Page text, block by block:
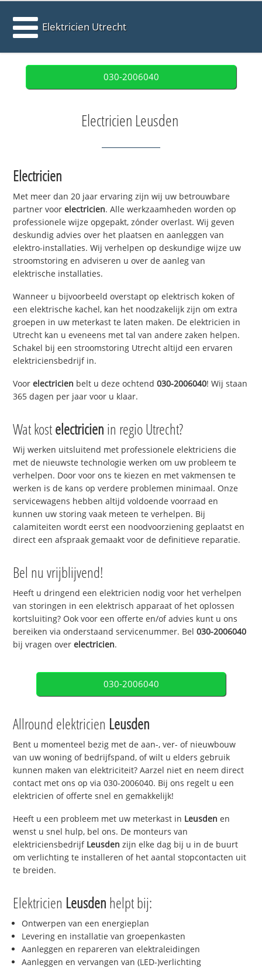
Elektricien Utrecht
030-2006040
Electricien Leusden
Electricien
Met meer dan 20 jaar ervaring zijn wij uw betrouwbare
partner voorelectricien. Alle werkzaamheden worden op
professionele wijze opgepakt, zónder overlast. Wij geven
deskundig advies over het plaatsen en aanleggen van
elektro-installaties. Wij verhelpen op deskundige wijze uw
stroomstoring en adviseren u over de aanleg van
elektrische installaties.
Wanneer u bijvoorbeeld overstapt op elektrisch koken of
een elektrische kachel, kan het noodzakelijk zijn om extra
groepen in uw meterkast te laten maken. De elektricien in
Utrecht kan u eveneens met tal van andere zaken helpen.
Schakel bij een stroomstoring Utrecht altijd een ervaren
elektriciensbedrijf in.
Voorelectricien belt u deze ochtend030-2006040! Wij staan
365 dagen per jaar voor u klaar.
Wat kostelectricien in regio Utrecht?
Wij werken uitsluitend met professionele elektriciens die
met de nieuwste technologie werken om uw probleem te
verhelpen. Door voor ons te kiezen en met vakmensen te
werken is de kans op verdere problemen minimaal. Onze
servicewagens hebben altijd voldoende voorraad en
kunnen uw storing vaak meteen te verhelpen. Bij
calamiteiten wordt eerst een noodvoorziening geplaatst en
direct een afspraak gemaakt voor de definitieve reparatie.
Bel nu vrijblijvend!
Heeft u dringend een elektricien nodig voor het verhelpen
van storingen in een elektrisch apparaat of het oplossen
kortsluiting? Ook voor een offerte en/of advies kunt u ons
bereiken via onderstaand servicenummer. Bel030-2006040
bij vragen overelectricien.
030-2006040
Allround elektricien Leusden
Bent u momenteel bezig met de aan-, ver- of nieuwbouw
van uw woning of bedrijfspand, of wilt u elders gebruik
kunnen maken van elektriciteit? Aarzel niet en neem direct
contact met ons op via 030-2006040. Bij ons regelt u een
elektricien of offerte snel en gemakkelijk!
Heeft u een probleem met uw meterkast in Leusden en
wenst u snel hulp, bel ons. De monteurs van
elektriciensbedrijf Leusden zijn elke dag bij u in de buurt
om verlichting te installeren of het aantal stopcontacten uit
te breiden.
Elektricien Leusden helpt bij:
Ontwerpen van een energieplan
Levering en installatie van groepenkasten
Aanleggen en repareren van elektraleidingen
Aanleggen en vervangen van (LED-)verlichting